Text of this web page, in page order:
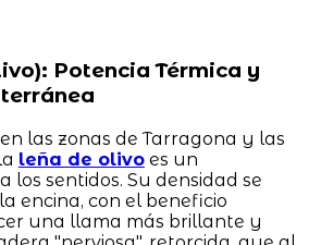
Potencia Térmica y
las zonas de Tarragona y las
leña de olivoes un
los sentidos. Su densidad se
encina, con el beneficio
una llama más brillante y